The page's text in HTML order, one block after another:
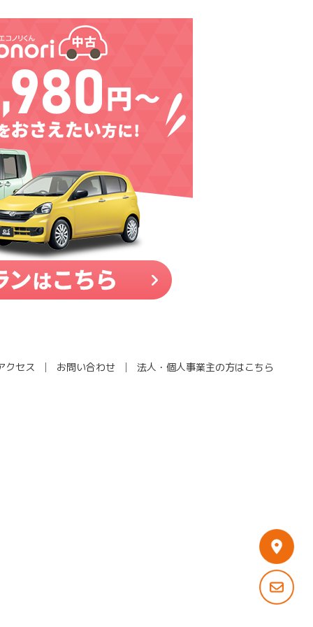
クセス お問い合わせ 法人・個人事業主の方はこちら